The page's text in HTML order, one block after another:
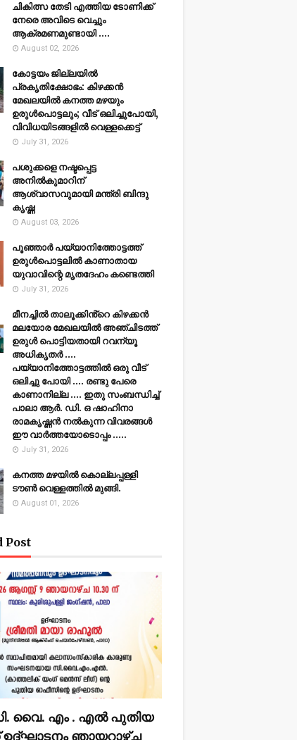
ചികിത്സ തേടി എത്തിയ ടോണിക്ക്
നേരെ അവിടെ വെച്ചും
ആക്രമണമുണ്ടായി ....
August 02, 2026
കോട്ടയം ജില്ലയില്‍
പ്രകൃതിക്ഷോഭം: കിഴക്കന്‍
മേഖലയില്‍ കനത്ത മഴയും
ഉരുള്‍പൊട്ടലും; വീട് ഒലിച്ചുപോയി,
വിവിധയിടങ്ങളില്‍ വെള്ളക്കെട്ട്
July 31, 2026
പശുക്കളെ നഷ്ടപ്പെട്ട
അനിൽകുമാറിന്
ആശ്വാസവുമായി മന്ത്രി ബിന്ദു
കൃഷ്ണ
August 03, 2026
പൂഞ്ഞാര്‍ പയ്യാനിത്തോട്ടത്ത്
ഉരുള്‍പൊട്ടലില്‍ കാണാതായ
യുവാവിന്റെ മൃതദേഹം കണ്ടെത്തി
July 31, 2026
മീനച്ചിൽ താലൂക്കിൻ്റെ കിഴക്കൻ
മലയോര മേഖലയിൽ അഞ്ചിടത്ത്
ഉരുൾ പൊട്ടിയതായി റവന്യൂ
അധികൃതർ ....
പയ്യാനിത്തോട്ടത്തിൽ ഒരു വീട്
ഒലിച്ചു പോയി .... രണ്ടു പേരെ
കാണാനില്ല .... ഇതു സംബന്ധിച്ച്
പാലാ ആർ. ഡി. ഒ ഷാഹിനാ
രാമകൃഷ്ണൻ നൽകുന്ന വിവരങ്ങൾ
ഈ വാർത്തയോടൊപ്പം .....
July 31, 2026
കനത്ത മഴയില്‍ കൊല്ലപ്പള്ളി
ടൗണ്‍ വെള്ളത്തില്‍ മുങ്ങി.
August 01, 2026
Post
വൈ. എം . എൽ പുതിയ
ഞായറാഴ്ച